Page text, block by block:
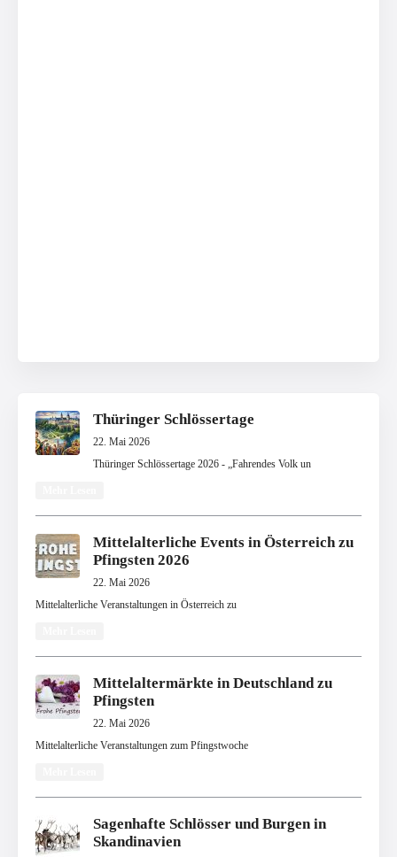
Thüringer Schlössertage
22. Mai 2026
Thüringer Schlössertage 2026 - „Fahrendes Volk un
Mittelalterliche Events in Österreich zu
Pfingsten 2026
22. Mai 2026
Mittelalterliche Veranstaltungen in Österreich zu
Mittelaltermärkte in Deutschland zu
Pfingsten
22. Mai 2026
Mittelalterliche Veranstaltungen zum Pfingstwoche
Sagenhafte Schlösser und Burgen in
Skandinavien